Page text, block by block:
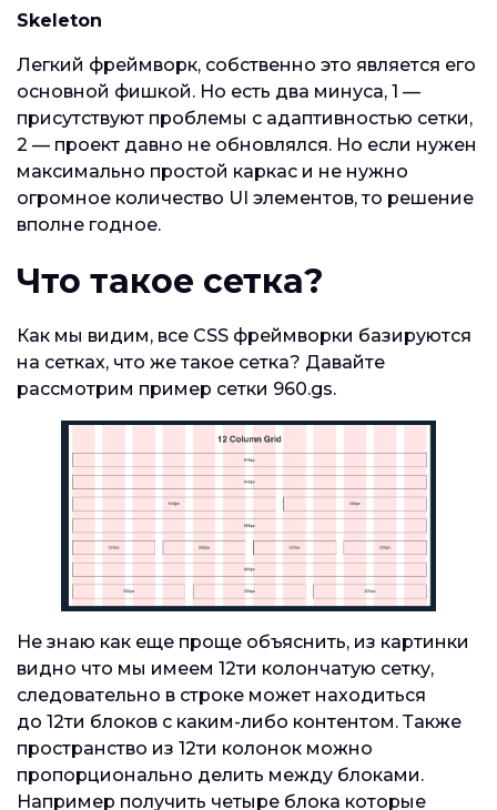
Skeleton
Легкий фреймворк, собственно это является его
основной фишкой. Но есть два минуса, 1 —
присутствуют проблемы с адаптивностью сетки,
2 — проект давно не обновлялся. Но если нужен
максимально простой каркас и не нужно
огромное количество UI элементов, то решение
вполне годное.
Что такое сетка?
Как мы видим, все CSS фреймворки базируются
на сетках, что же такое сетка? Давайте
рассмотрим пример сетки 960.gs.
Не знаю как еще проще объяснить, из картинки
видно что мы имеем 12ти колончатую сетку,
следовательно в строке может находиться
до 12ти блоков с каким-либо контентом. Также
пространство из 12ти колонок можно
пропорционально делить между блоками.
Например получить четыре блока которые